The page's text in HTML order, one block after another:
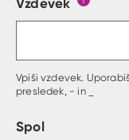
Vpiši vzdevek.
presledek, - in _
Spol